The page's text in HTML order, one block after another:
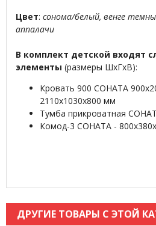
Цвет: сонома/белый, венге
аппалачи
В комплект детской входят
элементы (размеры ШхГхВ):
Кровать 900 СОНАТА
2110х1030х800 мм
Тумба прикроватная
Комод-3 СОНАТА -
ДРУГИЕ ТОВАРЫ С ЭТОЙ